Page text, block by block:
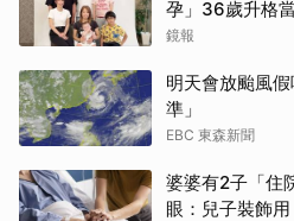
孕」36歲升格
傻眼了
鏡報
明天會放颱風
準」
EBC 東森新聞
婆婆有2子「住
眼：兒子裝飾